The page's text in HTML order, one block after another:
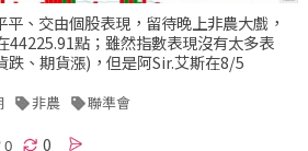
、交由個股表現，留待晚上非農大戲，
44225.91點；雖然指數表現沒有太多表
跌、期貨漲)，但是阿Sir.艾斯在8/5
非農 聯準會
0